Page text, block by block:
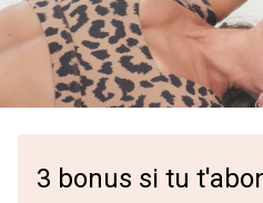
3 bonus si tu